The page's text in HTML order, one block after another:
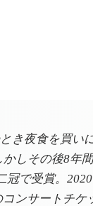
き夜食を買
しその後8年
で受賞。
ンサートチケ